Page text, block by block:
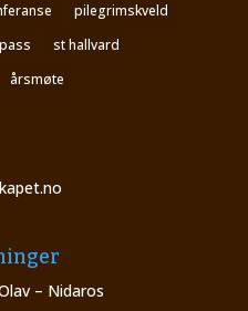
pilegrimskveld
st hallvard
årsmøte
– Nidaros